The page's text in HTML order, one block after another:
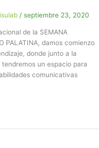
/ septiembre 23, 2020
de la SEMANA
PALATINA, damos comienzo
donde junto a la
un espacio para
comunicativas